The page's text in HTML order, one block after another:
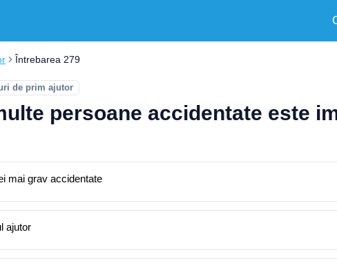
Întrebarea 279
de prim ajutor
persoane accidentate este
mai grav accidentate
ajutor